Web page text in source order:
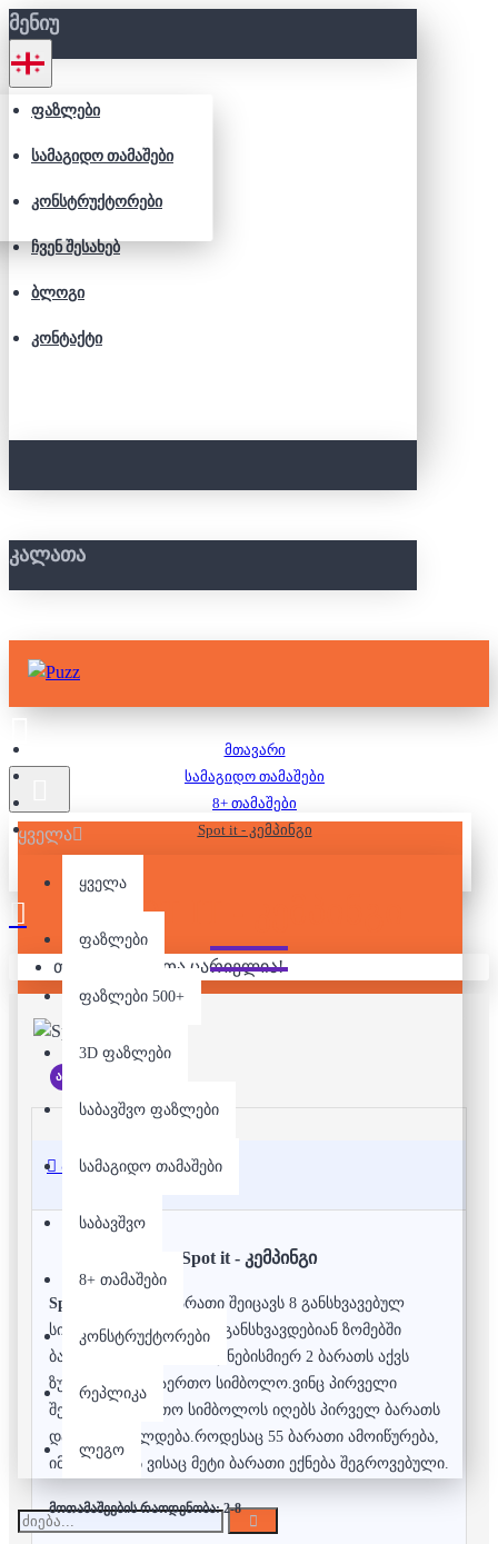
ᲛᲔᲜᲘᲣ
ᲤᲐᲖᲚᲔᲑᲘ
ᲡᲐᲛᲐᲒᲘᲓᲝ ᲗᲐᲛᲐᲨᲔᲑᲘ
ᲙᲝᲜᲡᲢᲠᲣᲥᲢᲝᲠᲔᲑᲘ
ᲩᲕᲔᲜ ᲨᲔᲡᲐᲮᲔᲑ
ᲑᲚᲝᲒᲘ
ᲙᲝᲜᲢᲐᲥᲢᲘ
ᲙᲐᲚᲐᲗᲐ
ყველა
ყველა
ფაზლები
ფაზლები 500+
3D ფაზლები
საბავშვო ფაზლები
სამაგიდო თამაშები
საბავშვო
8+ თამაშები
კონსტრუქტორები
რეპლიკა
ლეგო
თქვენი კალათა ცარიელია!
მთავარი
სამაგიდო თამაშები
8+ თამაშები
Spot it - კემპინგი
SPOT IT - ᲙᲔᲛᲞᲘᲜᲒᲘ
არ არის მარაგში
აღწერა
Spot it - კემპინგი
Spot it
-ში თითო ბარათი შეიცავს 8 განსხვავებულ
სიმბოლოს, რომლებიც განსხვავდებიან ზომებში
ბარათების შესაბამისად.ნებისმიერ 2 ბარათს აქვს
ზუსტად ერთი საერთო სიმბოლო.ვინც პირველი
შეამჩნევს საერთო სიმბოლოს იღებს პირველ ბარათს
და ასე გრძელდება.როდესაც 55 ბარათი ამოიწურება,
იმარჯვებს ის ვისაც მეტი ბარათი ექნება შეგროვებული.
მოთამაშეების რაოდენობა: 2-8